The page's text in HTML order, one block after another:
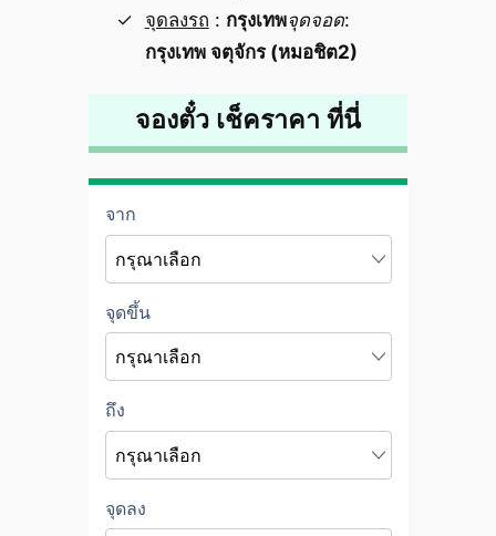
จุดลงรถ : กรุงเทพจุดจอด:
กรุงเทพ จตุจักร (หมอชิต2)
จองตั๋ว เช็คราคา ที่นี่